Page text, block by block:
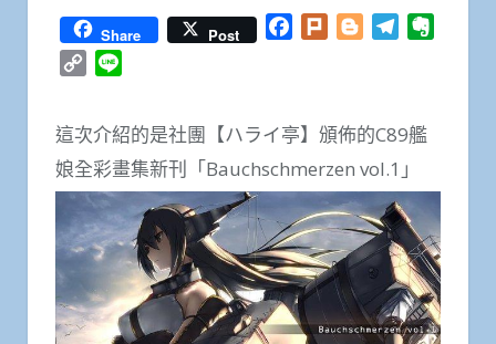
Share Post Facebook
Plurk BloggerTelegram
Copy
這次介紹的是社團【ハライ亭】頒佈的C89艦
娘全彩畫集新刊「Bauchschmerzen vol.1」